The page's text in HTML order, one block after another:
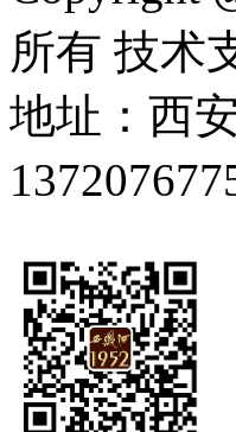
所有 技术
地址：西